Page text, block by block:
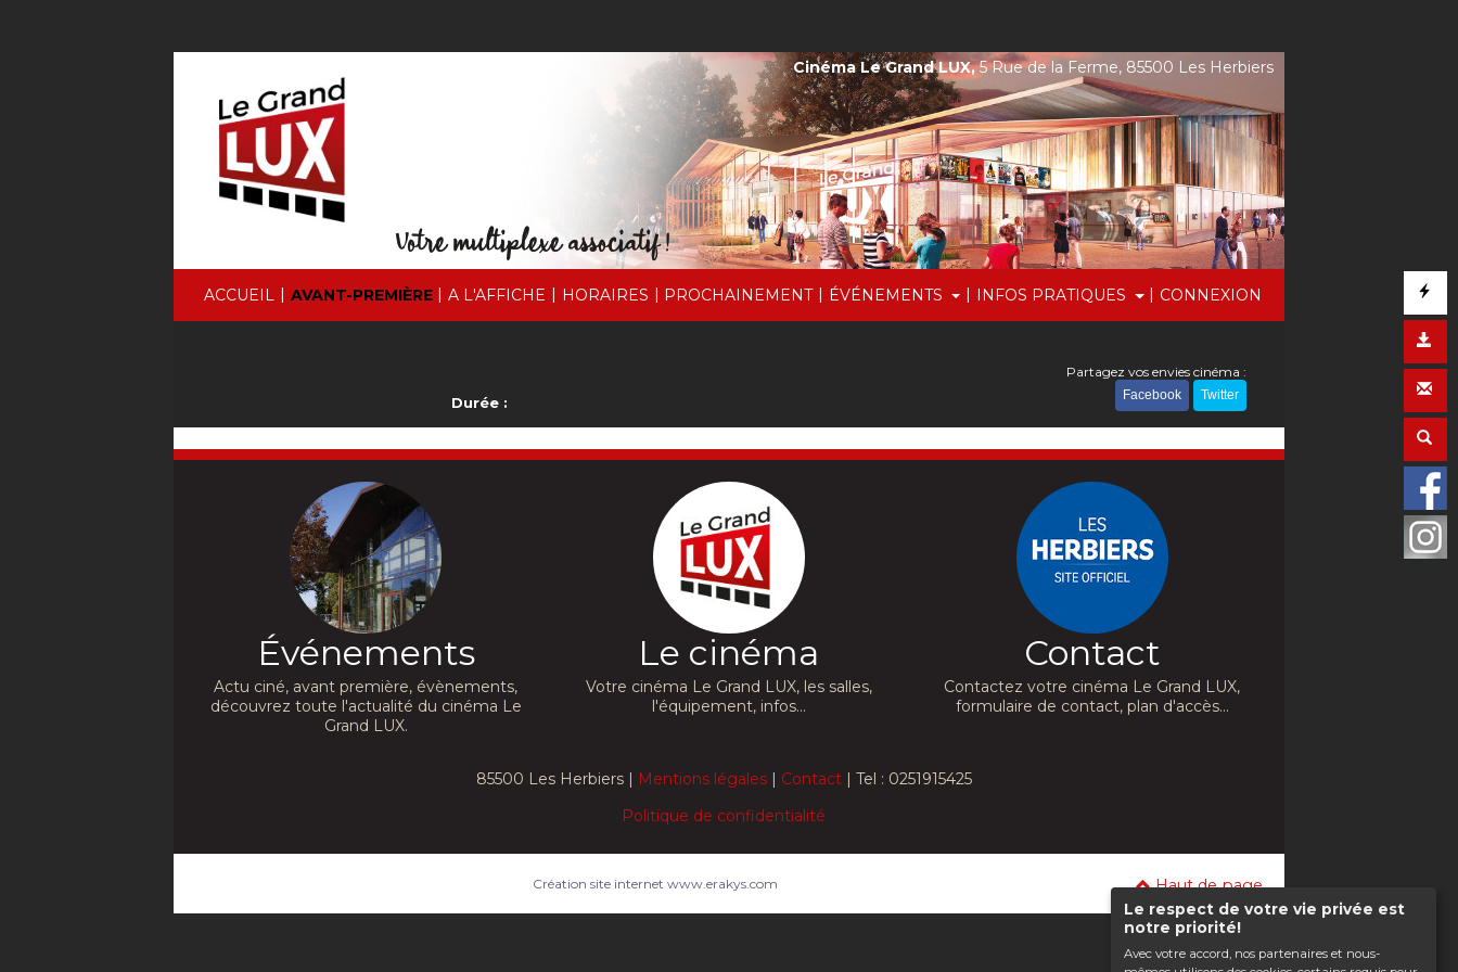
Le respect de votre vie privée est
notre priorité!
Avec votre accord, nos partenaires et nous-
ACCUEIL | AVANT-PREMIÈRE | A L'AFFICHE | HORAIRES | PROCHAINEMENT | ÉVÉNEMENTS | INFOS PRATIQUES | CONNEXION
Cinéma Le Grand LUX,5 Rue de la Ferme, 85500 Les Herbiers
Durée :
Partagez vos envies cinéma :
Facebook Twitter
Événements
Actu ciné, avant première, évènements,
découvrez toute l'actualité du cinéma Le
Grand LUX.
Le cinéma
Votre cinéma Le Grand LUX, les salles,
l'équipement, infos...
Contact
Contactez votre cinéma Le Grand LUX,
formulaire de contact, plan d'accès...
85500 Les Herbiers | Mentions légales| Contact| Tel : 0251915425
Politique de confidentialité
Haut de page
Création site internet www.erakys.com